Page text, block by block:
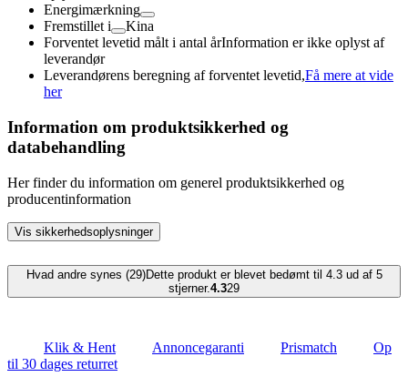
Energimærkning
Fremstillet i
Kina
Forventet levetid målt i antal årInformation er ikke oplyst af
leverandør
Leverandørens beregning af forventet levetid,Få mere at vide
her
Information om produktsikkerhed og
databehandling
Her finder du information om generel produktsikkerhed og
producentinformation
Vis sikkerhedsoplysninger
Hvad andre synes (29)Dette produkt er blevet bedømt til 4.3 ud af 5
stjerner.4.329
Klik & Hent Annoncegaranti Prismatch
Op
til 30 dages returret